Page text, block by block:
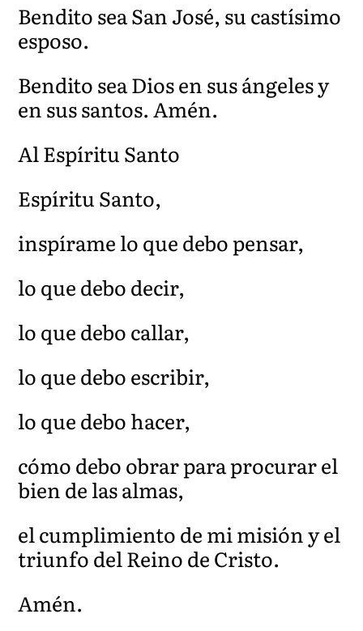
Bendito sea San José, su castísimo
esposo.
Bendito sea Dios en sus ángeles y
en sus santos. Amén.
Al Espíritu Santo
Espíritu Santo,
inspírame lo que debo pensar,
lo que debo decir,
lo que debo callar,
lo que debo escribir,
lo que debo hacer,
cómo debo obrar para procurar el
bien de las almas,
el cumplimiento de mi misión y el
triunfo del Reino de Cristo.
Amén.